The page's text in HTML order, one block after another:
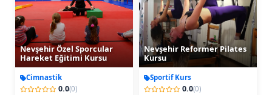
Nevşehir Özel Sporcular
Hareket Eğitimi Kursu
Cimnastik
0.0(0)
Nevşehir Reformer Pilates
Kursu
Sportif Kurs
0.0(0)